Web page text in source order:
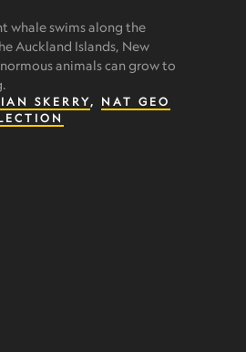
whale swims along the
Auckland Islands, New
animals can grow to
SKERRY, NAT GEO